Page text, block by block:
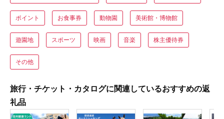
ポイント お食事券 動物園 美術館・博物館
遊園地 スポーツ 映画 音楽 株主優待券
その他
旅行・チケット・カタログに関連しているおすすめの返
礼品